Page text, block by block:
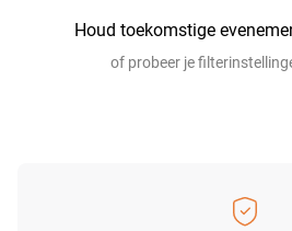
Houd toekomstige
of probeer je